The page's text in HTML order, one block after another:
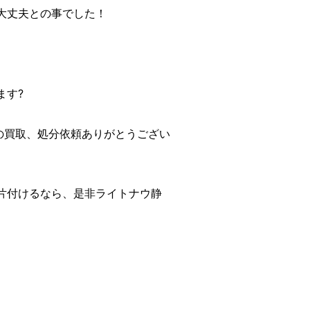
夫との事でした！
す?
取、処分依頼ありがとうござい
付けるなら、是非ライトナウ静